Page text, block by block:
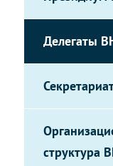
Делегаты
структура